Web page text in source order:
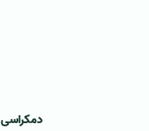
دمکراسی